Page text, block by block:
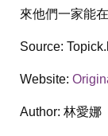
來他們一家能
Source:
Website:
Author: 林愛娜